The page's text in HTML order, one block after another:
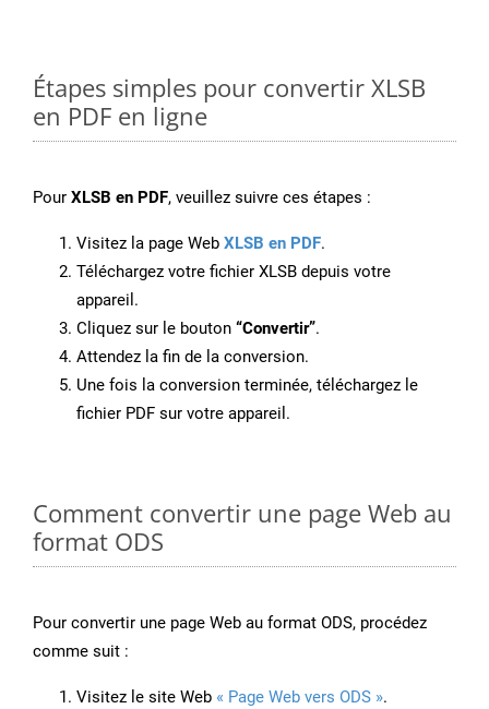
Étapes simples pour convertir XLSB
en PDF en ligne
Pour XLSB en PDF, veuillez suivre ces étapes :
Visitez la page Web XLSB en PDF.
Téléchargez votre fichier XLSB depuis votre
appareil.
Cliquez sur le bouton “Convertir”.
Attendez la fin de la conversion.
Une fois la conversion terminée, téléchargez le
fichier PDF sur votre appareil.
Comment convertir une page Web au
format ODS
Pour convertir une page Web au format ODS, procédez
comme suit :
Visitez le site Web « Page Web vers ODS ».